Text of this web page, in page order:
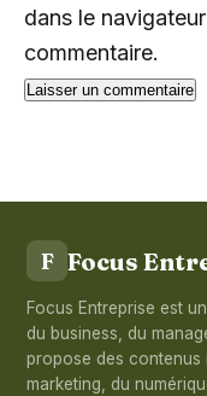
dans le
commentaire.
F Focus
Focus Entreprise est
du business, du
propose des contenus
marketing, du